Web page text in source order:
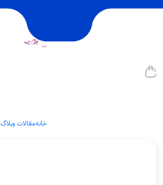
خانهمقالات وبلاگ